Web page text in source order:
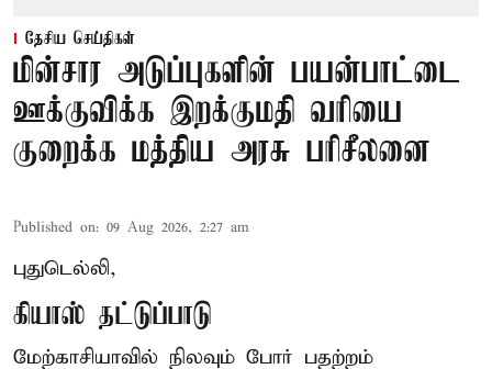
தேசிய செய்திகள்
மின்சார அடுப்புகளின் பயன்பாட்டை
ஊக்குவிக்க இறக்குமதி வரியை
குறைக்க மத்திய அரசு பரிசீலனை
Published on: 09 Aug 2026, 2:27 am
புதுடெல்லி,
கியாஸ் தட்டுப்பாடு
மேற்காசியாவில் நிலவும் போர் பதற்றம்